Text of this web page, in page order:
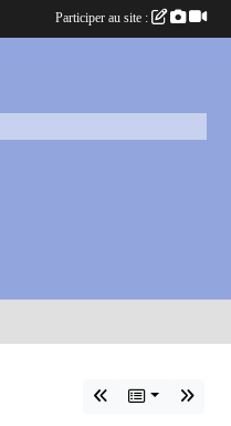
Participer au site :